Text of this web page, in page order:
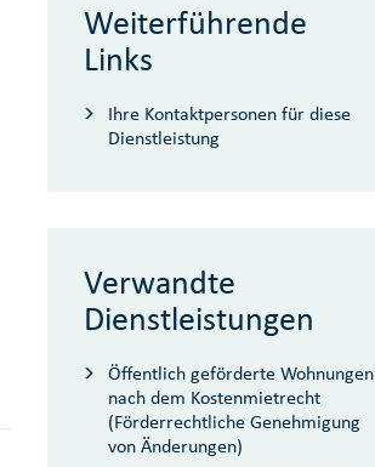
Weiterführende
Links
Ihre Kontaktpersonen für diese
Dienstleistung
Verwandte
Dienstleistungen
Öffentlich geförderte Wohnungen
nach dem Kostenmietrecht
(Förderrechtliche Genehmigung
von Änderungen)